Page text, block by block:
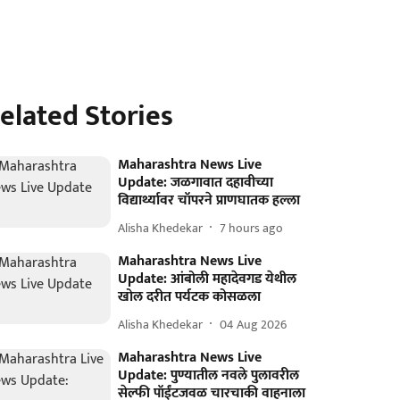
Stories
Maharashtra News Live
Update: जळगावात दहावीच्या
विद्यार्थ्यावर चॉपरने प्राणघातक हल्ला
Alisha Khedekar 7 hours ago
Maharashtra News Live
Update: आंबोली महादेवगड येथील
खोल दरीत पर्यटक कोसळला
Alisha Khedekar 04 Aug 2026
Maharashtra News Live
Update: पुण्यातील नवले पुलावरील
सेल्फी पॉईंटजवळ चारचाकी वाहनाला